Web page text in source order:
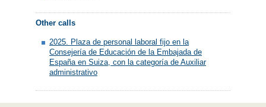
Other calls
2025. Plaza de personal laboral fijo en la
Consejería de Educación de la Embajada de
España en Suiza, con la categoría de Auxiliar
administrativo